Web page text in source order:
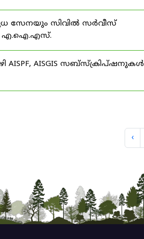
സേനയും സിവിൽ സർവീസ്
- എ.ഐ.എസ്.
AISPF, AISGIS സബ്‌സ്‌ക്രിപ്‌ഷനുകൾ
‹